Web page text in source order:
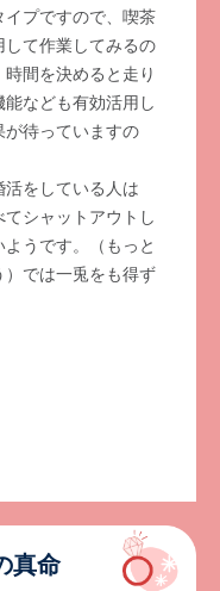
プですので、喫茶
して作業してみるの
間を決めると走り
なども有効活用し
が待っていますの
をしている人は
てシャットアウトし
うです。（もっと
では一兎をも得ず
真命